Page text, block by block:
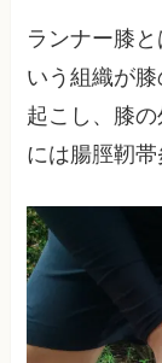
ランナー膝
いう組織が
起こし、膝
には腸脛靭帯